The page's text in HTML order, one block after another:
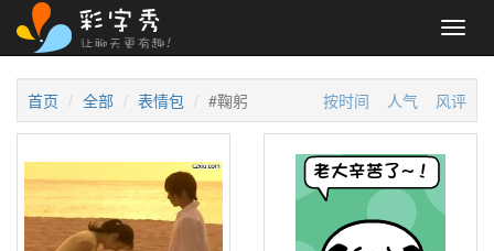
首页 全部 表情包 #鞠躬 按时间 人气 风评